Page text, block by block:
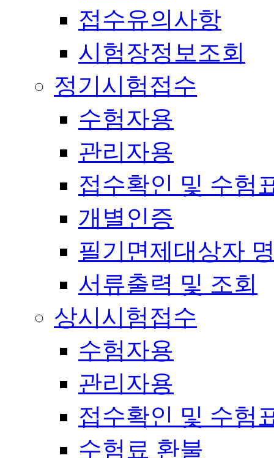
접수유의사항
시험장정보조회
정기시험접수
수험자용
관리자용
접수확인 및 수험
개별인증
필기면제대상자
서류출력 및 조회
상시시험접수
수험자용
관리자용
접수확인 및 수험
수험료 환불